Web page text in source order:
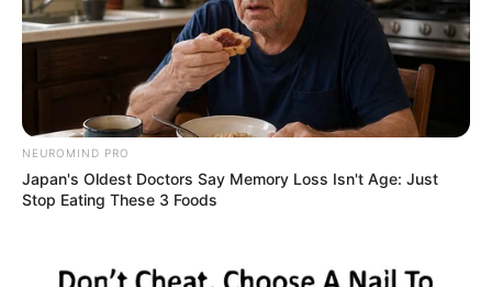
t es mit 89 Jahren auch ums Geld
Diese Woche neu auf Netflix: Starbespickte Superh
elden-Action, ein Spionage-Thriller mit Pierce Brosn
an und viel mehr!
"Er versucht ständig, neue Grenzen auszuloten – ei
n großartiger Schauspieler": "Die Odyssee"-Star Ro
bert Pattinson bewundert diesen 3 Jahre jüngeren K
ollegen
riller mit Denzel Washington und reihenweise weiter
NEUROMIND PRO
Japan's Oldest Doctors Say Memory Loss Isn't Age: Just
Stop Eating These 3 Foods